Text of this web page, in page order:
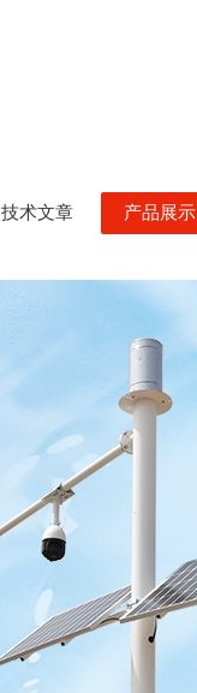
技术文章 产品展示